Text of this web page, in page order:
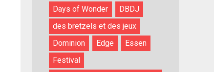
Days of Wonder
DBDJ
des bretzels et des jeux
Dominion
Edge
Essen
Festival